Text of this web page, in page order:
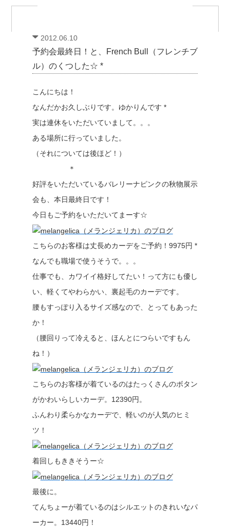
2012.06.10
予約会最終日！と、French Bull（フレンチブ
ル）のくつした☆ *
こんにちは！
なんだかお久しぶりです。ゆかりんです *
実は連休をいただいていまして。。。
ある場所に行っていました。
（それについては後ほど！）
＊
好評をいただいているバレリーナピンクの秋物展示
会も、本日最終日です！
今日もご予約をいただいてまーす☆
こちらのお客様は丈長めカーデをご予約！9975円 *
なんでも職場で使うそうで。。。
仕事でも、カワイイ格好してたい！って方にも優し
い、軽くてやわらかい、裏起毛のカーデです。
腰もすっぽり入るサイズ感なので、とってもあった
か！
（腰回りって冷えると、ほんとにつらいですもん
ね！）
こちらのお客様が着ているのはたっくさんのボタン
がかわいらしいカーデ。12390円。
ふんわり柔らかなカーデで、軽いのが人気のヒミ
ツ！
着回しもききそうー☆
最後に。
てんちょーが着ているのはシルエットのきれいなパ
ーカー。13440円！